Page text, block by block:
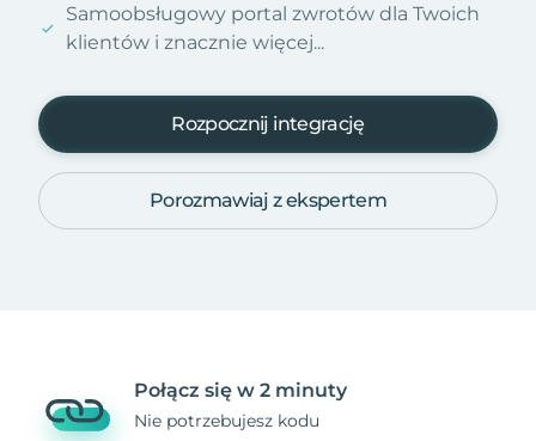
Samoobsługowy portal zwrotów dla Twoich
klientów i znacznie więcej...
Rozpocznij integrację
Porozmawiaj z ekspertem
Połącz się w 2 minuty
Nie potrzebujesz kodu